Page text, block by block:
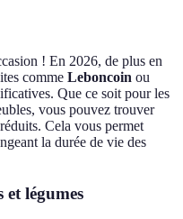
! En 2026, de plus en
comme Leboncoin ou
Que ce soit pour les
vous pouvez trouver
Cela vous permet
la durée de vie des
légumes